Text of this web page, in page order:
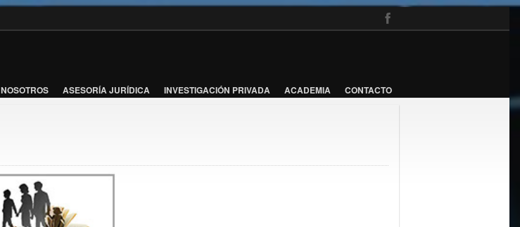
NOSOTROS ASESORÍA JURÍDICA INVESTIGACIÓN PRIVADA ACADEMIA CONTACTO